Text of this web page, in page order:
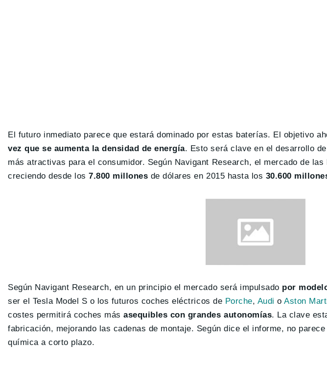
El futuro inmediato parece que estará dominado por estas baterías. El objetivo
vez que se aumenta la densidad de energía. Esto será clave en el desarrollo
más atractivas para el consumidor. Según Navigant Research, el mercado de
creciendo desde los 7.800 millones de dólares en 2015 hasta los 30.600
Según Navigant Research, en un principio el mercado será impulsado por
ser el Tesla Model S o los futuros coches eléctricos de Porche, Audi oAston
costes permitirá coches másasequibles con grandes autonomías. La clave
fabricación, mejorando las cadenas de montaje. Según dice el informe, no
química a corto plazo.